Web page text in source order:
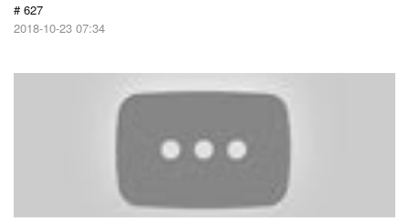
# 627
2018-10-23 07:34